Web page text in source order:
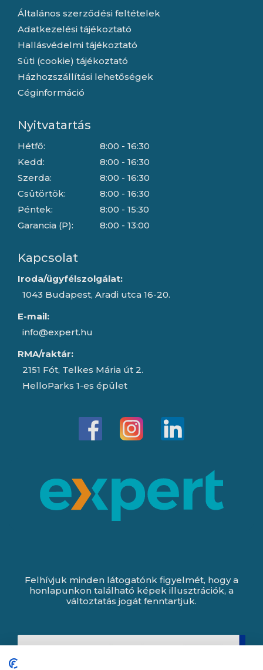
Általános szerződési feltételek
Adatkezelési tájékoztató
Hallásvédelmi tájékoztató
Süti (cookie) tájékoztató
Házhozszállítási lehetőségek
Céginformáció
Nyitvatartás
Hétfő:
Kedd:
Szerda:
Csütörtök:
Péntek:
Garancia (P):
8:00 - 16:30
8:00 - 16:30
8:00 - 16:30
8:00 - 16:30
8:00 - 15:30
8:00 - 13:00
Kapcsolat
Iroda/ügyfélszolgálat:
1043 Budapest, Aradi utca 16-20.
E-mail:
info@expert.hu
RMA/raktár:
2151 Fót, Telkes Mária út 2.
HelloParks 1-es épület
Felhívjuk minden látogatónk figyelmét, hogy a
honlapunkon található képek illusztrációk, a
változtatás jogát fenntartjuk.